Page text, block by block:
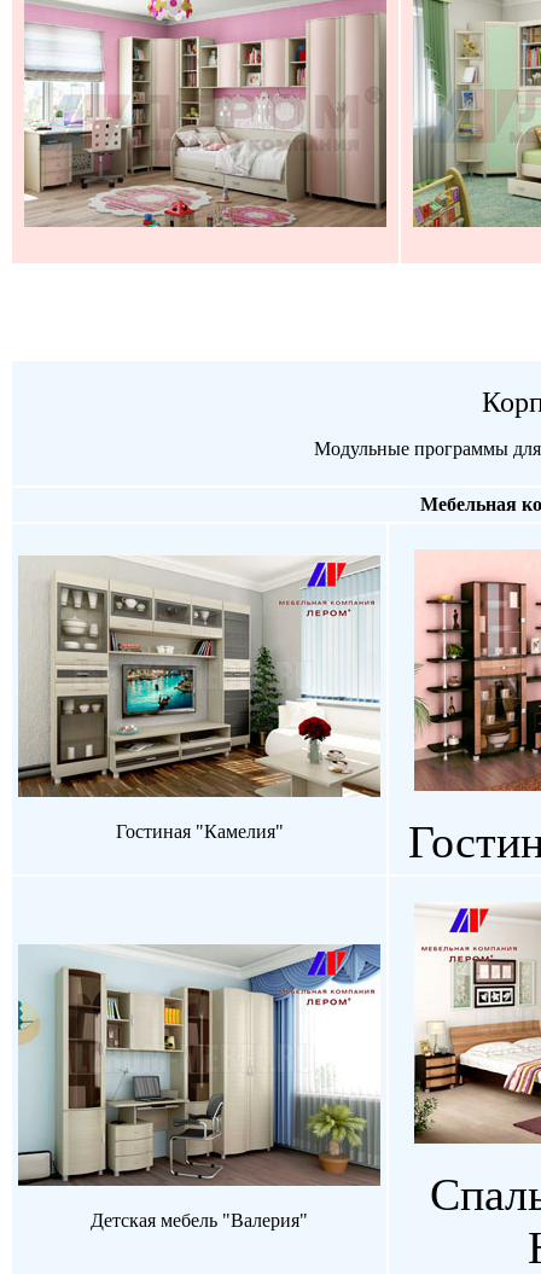
Модульные программы
Мебельная
Гостиная "Камелия"
Детская мебель "Валерия"